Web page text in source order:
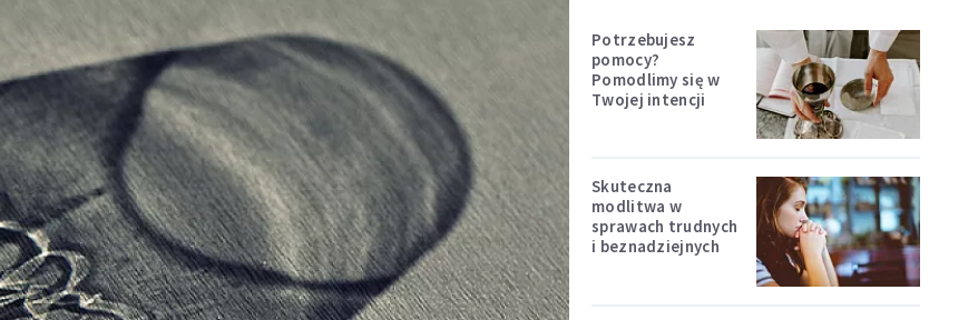
Potrzebujesz
pomocy?
Pomodlimy się w
Twojej intencji
Skuteczna
modlitwa w
sprawach trudnych
i beznadziejnych